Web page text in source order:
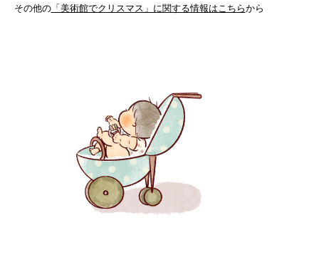
その他の「美術館でクリスマス」に関する情報はこちらから